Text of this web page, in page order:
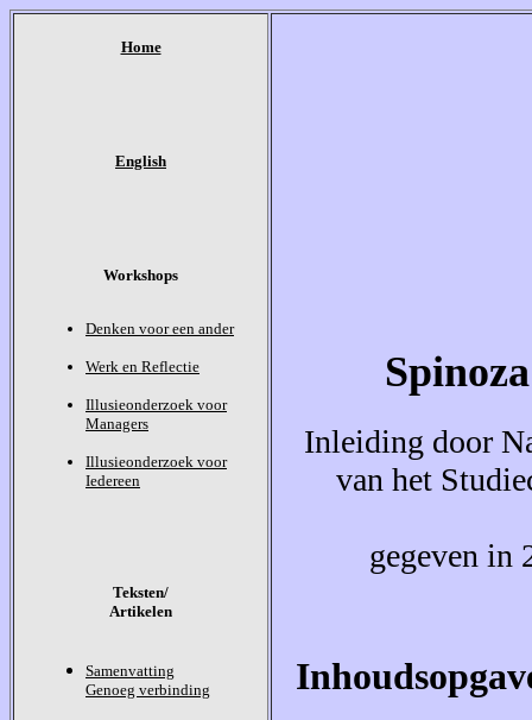
Home
English
Workshops
Denken voor een ander
Werk en Reflectie
Illusieonderzoek voor
Managers
Illusieonderzoek voor
Iedereen
Teksten/
Artikelen
Samenvatting
Genoeg verbinding
Inleiding door
van het
gegeven in